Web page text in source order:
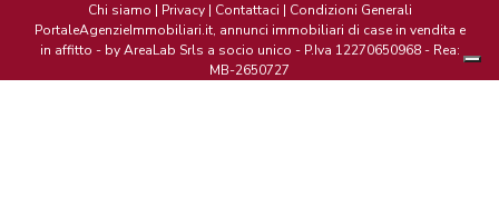
Chi siamo | Privacy| Contattaci | Condizioni Generali
PortaleAgenzieImmobiliari.it, annunci immobiliari di case in vendita e
in affitto - by AreaLab Srls a socio unico - P.Iva 12270650968 - Rea:
MB-2650727